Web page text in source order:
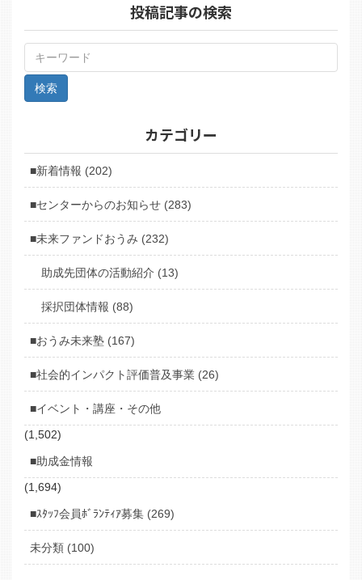
投稿記事の検索
カテゴリー
■新着情報 (202)
■センターからのお知らせ (283)
■未来ファンドおうみ (232)
助成先団体の活動紹介 (13)
採択団体情報 (88)
■おうみ未来塾 (167)
■社会的インパクト評価普及事業 (26)
■イベント・講座・その他
(1,502)
■助成金情報
(1,694)
■ｽﾀｯﾌ会員ﾎﾞﾗﾝﾃｨｱ募集 (269)
未分類 (100)